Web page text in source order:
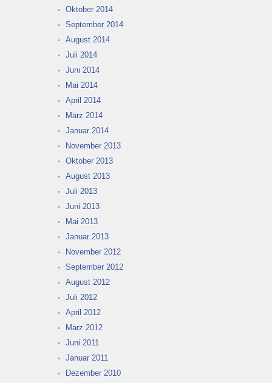
Oktober 2014
September 2014
August 2014
Juli 2014
Juni 2014
Mai 2014
April 2014
März 2014
Januar 2014
November 2013
Oktober 2013
August 2013
Juli 2013
Juni 2013
Mai 2013
Januar 2013
November 2012
September 2012
August 2012
Juli 2012
April 2012
März 2012
Juni 2011
Januar 2011
Dezember 2010